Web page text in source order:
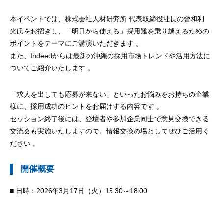
本イベントでは、株式会社人材研究所 代表取締役社長の曾和利
光氏をお招きし、「明日から使える」採用難を乗り越えるための
ポイントをテーマにご講演いただきます 。
また、Indeedからは最新の沖縄の採用市場トレンドや活用方法に
ついてご紹介いたします 。
「求人を出しても応募が来ない」といったお悩みをお持ちの企業
様に、採用成功のヒントをお届けする内容です 。
セッション終了後には、登壇者や参加企業同士で意見交換できる
交流会も実施いたしますので、情報交換の場としてぜひご活用く
ださい 。
開催概要
■ 日時：2026年3月17日（火）15:30～18:00